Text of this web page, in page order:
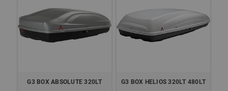
G3 BOX ABSOLUTE 320LT
G3 BOX HELIOS 320LT 480LT